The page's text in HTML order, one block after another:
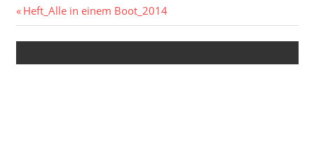
Beitragsnavigation
Vorheriger
Beitrag:
Heft_Alle in einem Boot_2014